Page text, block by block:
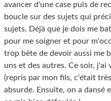
avancer d'une case puis de
boucle sur des sujets qui
sujets. Déjà que je dois me
pour me soigner et pour
trop bête de devoir aussi me
uns et des autres. Ce soir,
(repris par mon fils, c'était
absurde. Ensuite, on a dansé